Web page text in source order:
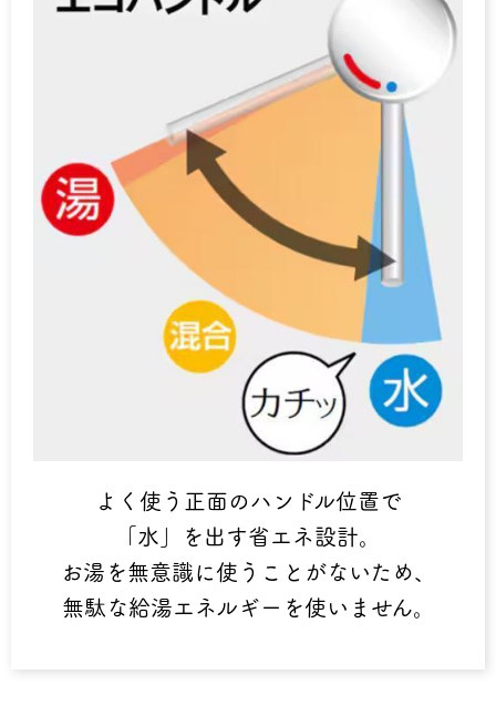
よく使う正面のハンドル位置で
「水」を出す省エネ設計。
お湯を無意識に使うことがないため、
無駄な給湯エネルギーを使いません。